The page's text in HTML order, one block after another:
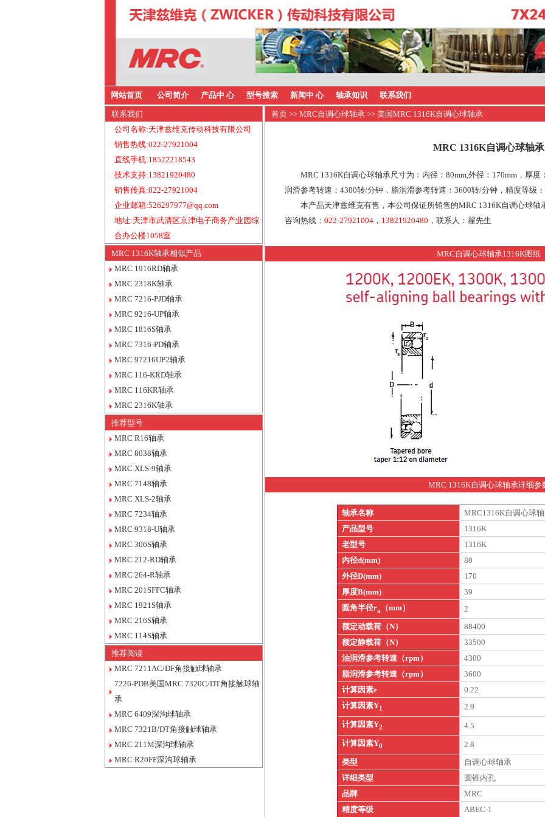
网站首页 公司简介 产品中 心 型号搜索 新闻中 心 轴承知识 联系我们
联系我们
公司名称:天津兹维克传动科技有限公司
销售热线:022-27921004
直线手机:18522218543
技术支持:13821920480
销售传真:022-27921004
企业邮箱:526297977@qq.com
地址:天津市武清区京津电子商务产业园综
合办公楼1058室
MRC 1316K轴承相似产品
MRC 1916RD轴承
MRC 2318K轴承
MRC 7216-PJD轴承
MRC 9216-UP轴承
MRC 1816S轴承
MRC 7316-PD轴承
MRC 97216UP2轴承
MRC 116-KRD轴承
MRC 116KR轴承
MRC 2316K轴承
推荐型号
MRC R16轴承
MRC 8038轴承
MRC XLS-9轴承
MRC 7148轴承
MRC XLS-2轴承
MRC 7234轴承
MRC 9318-U轴承
MRC 306S轴承
MRC 212-RD轴承
MRC 264-R轴承
MRC 201SFFC轴承
MRC 1921S轴承
MRC 216S轴承
MRC 114S轴承
推荐阅读
MRC 7211AC/DF角接触球轴承
7226-PDB美国MRC 7320C/DT角接触球轴
承
MRC 6409深沟球轴承
MRC 7321B/DT角接触球轴承
MRC 211M深沟球轴承
MRC R20FF深沟球轴承
首页 >> MRC自调心球轴承 >> 美国MRC 1316K自调心球轴承
MRC 1316K自调心球轴承
MRC 1316K自调心球轴承尺寸为：内径：80mm,外径：170mm，厚
润滑参考转速：4300转/分钟，脂润滑参考转速：3600转/分钟，精度等级
本产品天津兹维克有售，本公司保证所销售的MRC 1316K自调心球
咨询热线：022-27921004，13821920480 ，联系人：翟先生
MRC自调心球轴承1316K图纸
MRC 1316K自调心球轴承详细参
轴承名称
MRC1316K自调心球
产品型号
1316K
老型号
1316K
内径d(mm)
80
外径D(mm)
170
厚度B(mm)
39
圆角半径ra （mm）
2
额定动载荷（N）
88400
额定静载荷（N）
33500
油润滑参考转速（rpm）
4300
脂润滑参考转速（rpm）
3600
计算因素e
0.22
计算因素Y1
2.9
计算因素Y2
4.5
计算因素Y0
2.8
类型
自调心球轴承
详细类型
圆锥内孔
品牌
MRC
精度等级
ABEC-1